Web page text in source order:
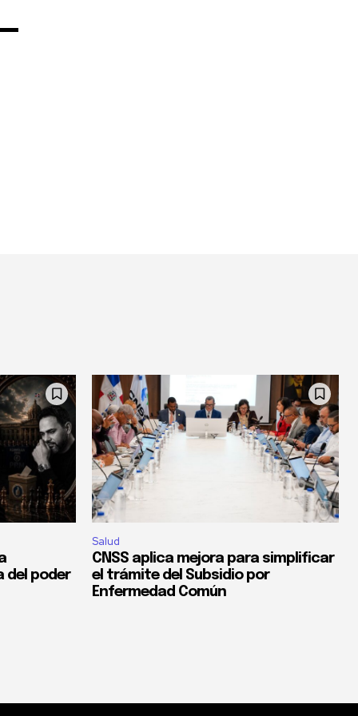
del poder
Salud
CNSS aplica mejora para simplificar
el trámite del Subsidio por
Enfermedad Común